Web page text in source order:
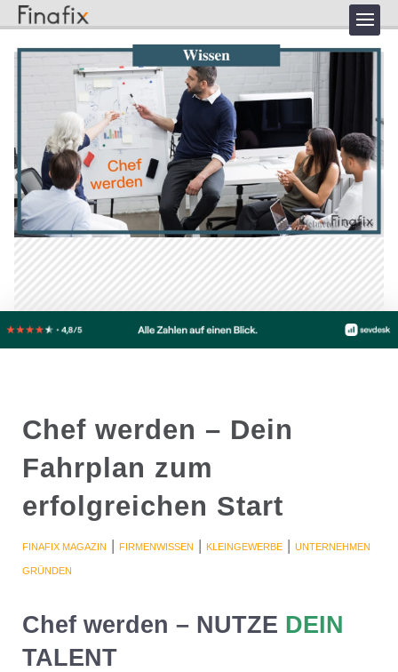
Chef werden – Dein
Fahrplan zum
erfolgreichen Start
FINAFIX MAGAZIN | FIRMENWISSEN | KLEINGEWERBE| UNTERNEHMEN
GRÜNDEN
Chef werden – NUTZE DEIN
TALENT